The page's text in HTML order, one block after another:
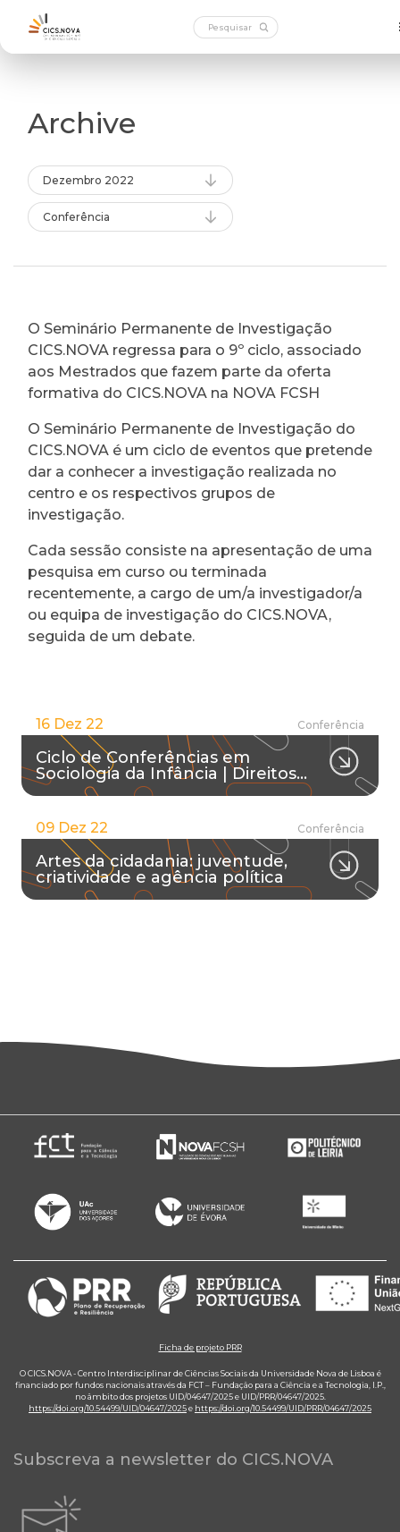
Archive
Dezembro 2022
Conferência
O Seminário Permanente de Investigação
CICS.NOVA regressa para o 9º ciclo, associado
aos Mestrados que fazem parte da oferta
formativa do CICS.NOVA na NOVA FCSH
O Seminário Permanente de Investigação do
CICS.NOVA é um ciclo de eventos que pretende
dar a conhecer a investigação realizada no
centro e os respectivos grupos de
investigação.
Cada sessão consiste na apresentação de uma
pesquisa em curso ou terminada
recentemente, a cargo de um/a investigador/a
ou equipa de investigação do CICS.NOVA,
seguida de um debate.
16 Dez 22 Conferência
Ciclo de Conferências em
Sociologia da Infância | Direitos…
09 Dez 22 Conferência
Artes da cidadania: juventude,
criatividade e agência política
Ficha de projeto PRR
O CICS.NOVA - Centro Interdisciplinar de Ciências Sociais da Universidade Nova de Lisboa é
financiado por fundos nacionais através da FCT – Fundação para a Ciência e a Tecnologia, I.P.,
no âmbito dos projetos UID/04647/2025 e UID/PRR/04647/2025.
https://doi.org/10.54499/UID/04647/2025e https://doi.org/10.54499/UID/PRR/04647/2025
Subscreva a newsletter do CICS.NOVA